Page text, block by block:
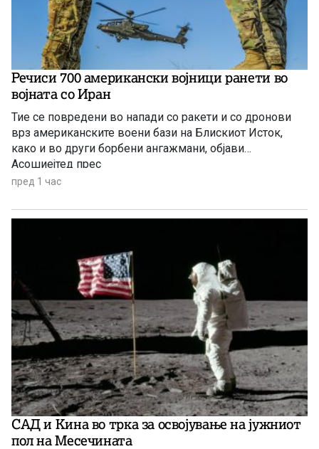
Речиси 700 американски војници ранети во
војната со Иран
Тие се повредени во напади со ракети и со дронови
врз американските воени бази на Блискиот Исток,
како и во други борбени ангажмани, објави
Асошиејтед прес
пред 1 час
САД и Кина во трка за освојување на јужниот
пол на Месечината